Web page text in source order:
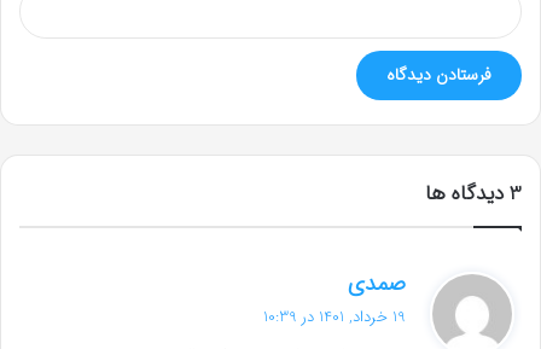
‫3 دیدگاه ها
صمدی
ف
19 خرداد, 1401 در 10:39